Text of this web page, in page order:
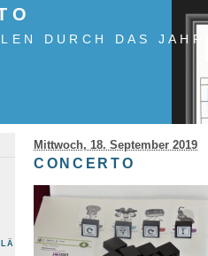
DURCH DAS JAHR
Mittwoch, 18. September 2019
CONCERTO